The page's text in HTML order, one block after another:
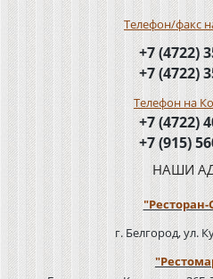
Телефон/факс
+7 (4722)
+7 (4722)
Телефон на
+7 (4722)
+7 (915)
НАШИ
"Ресторан-
г. Белгород, ул.